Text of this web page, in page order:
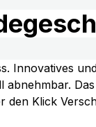
Innovatives
Klick